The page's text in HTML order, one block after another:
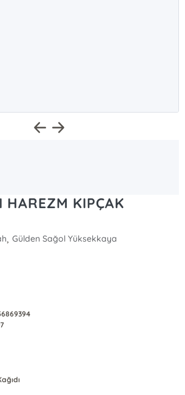
HAREZM KIPÇAK
, Gülden Sağol Yüksekkaya